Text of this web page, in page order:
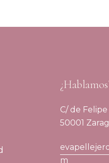
C/ de
50001
m